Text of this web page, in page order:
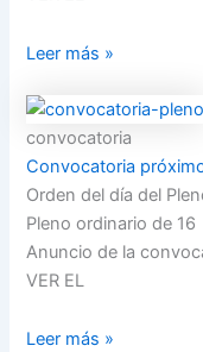
Leer más »
convocatoria
Convocatoria
Orden del día del
Pleno ordinario de
Anuncio de la
VER EL
Leer más »